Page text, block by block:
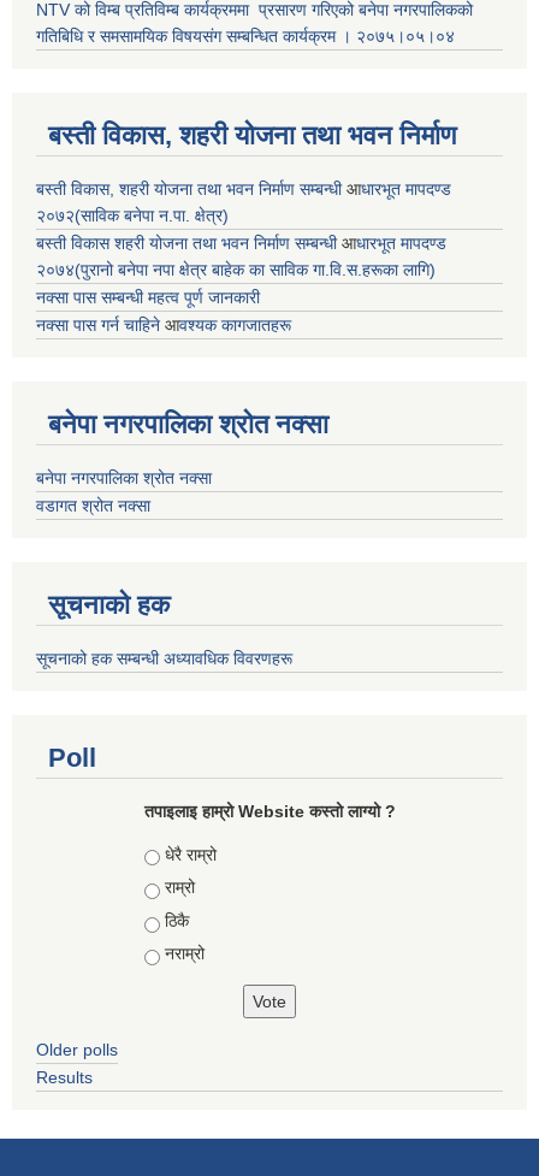
NTV को विम्ब प्रतिविम्ब कार्यक्रममा प्रसारण गरिएकोबनेपा नगरपालिकको
गतिबिधि र समसामयिक विषयसंग सम्बन्धित कार्यक्रम । २०७५।०५।०४
बस्ती विकास, शहरी योजना तथा भवन निर्माण
बस्ती विकास, शहरी योजना तथा भवन निर्माण सम्बन्धीआधारभूत मापदण्ड
२०७२(साविक बनेपा न.पा. क्षेत्र)
बस्ती विकास शहरी योजना तथा भवन निर्माण सम्बन्धीआधारभूत मापदण्ड
२०७४(पुरानो बनेपा नपा क्षेत्र बाहेक का साविक गा.वि.स.हरूका लागि)
नक्सा पास सम्बन्धी महत्व पूर्ण जानकारी
नक्सा पास गर्न चाहिने आवश्यक कागजातहरू
बनेपा नगरपालिका श्रोत नक्सा
बनेपा नगरपालिका श्रोत नक्सा
वडागत श्रोत नक्सा
सूचनाको हक
सूचनाको हक सम्बन्धी अध्यावधिक विवरणहरू
Poll
तपाइलाइ हाम्रो Website कस्तो लाग्यो ?
Choices
धेरै राम्रो
राम्रो
ठिकै
नराम्रो
Older polls
Results